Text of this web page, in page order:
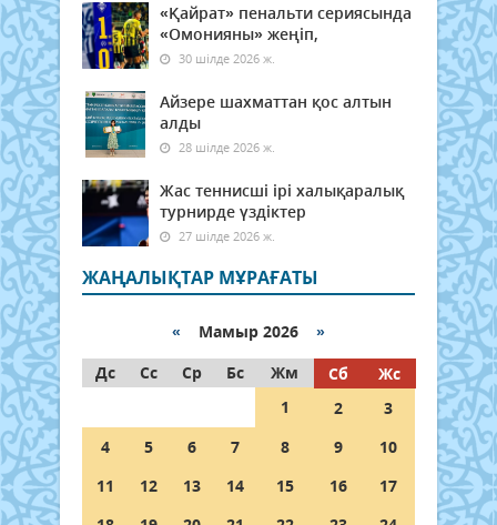
«Қайрат» пенальти сериясында
«Омонияны» жеңіп,
30 шілде 2026 ж.
Айзере шахматтан қос алтын
алды
28 шілде 2026 ж.
Жас теннисші ірі халықаралық
турнирде үздіктер
27 шілде 2026 ж.
ЖАҢАЛЫҚТАР МҰРАҒАТЫ
« Мамыр 2026 »
Дс
Сс Ср Бс Жм Сб
Жс
1
2
3
4
5 6 7 8 9
10
11
12 13 14 15 16
17